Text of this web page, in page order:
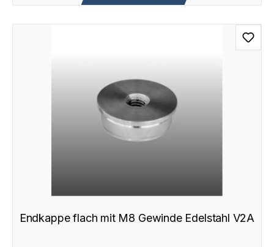
Endkappe flach mit M8 Gewinde Edelstahl V2A